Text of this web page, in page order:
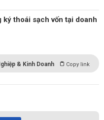
ký thoái sạch vốn tại doanh
& Kinh Doanh Copy link